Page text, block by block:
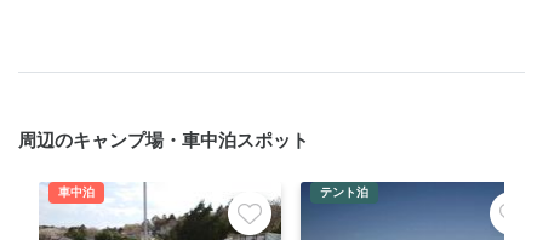
周辺のキャンプ場・車中泊スポット
車中泊 テント泊